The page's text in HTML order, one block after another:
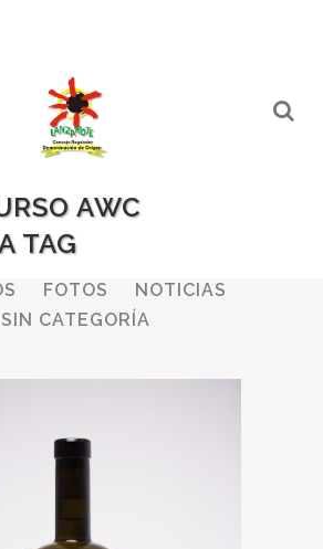
AWC
TAG
FOTOS
NOTICIAS
SIN CATEGORÍA